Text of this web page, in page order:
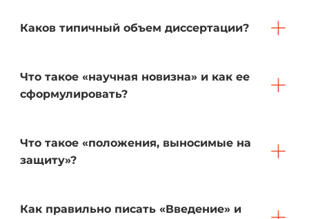
Каков типичный объем диссертации?
Что такое «научная новизна» и как ее
сформулировать?
Что такое «положения, выносимые на
защиту»?
Как правильно писать «Введение» и